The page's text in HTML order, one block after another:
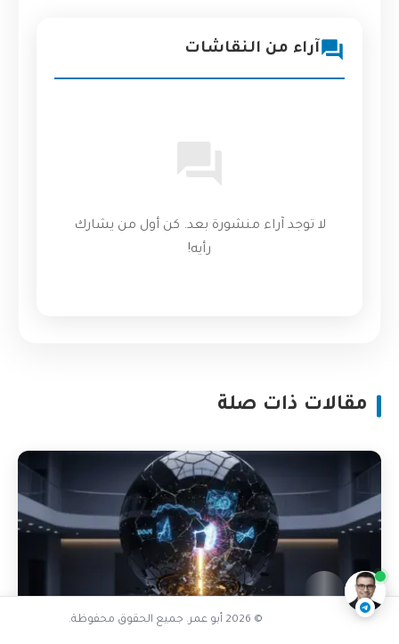
آراء من النقاشات
لا توجد آراء منشورة بعد. كن أول من يشارك
رأيه!
مقالات ذات صلة
ما هي المسارات الوظيفية المزدوجة
ناقشنا على تليجرام@AbuOmarTech_bot
© 2026 أبو عمر. جميع الحقوق محفوظة.